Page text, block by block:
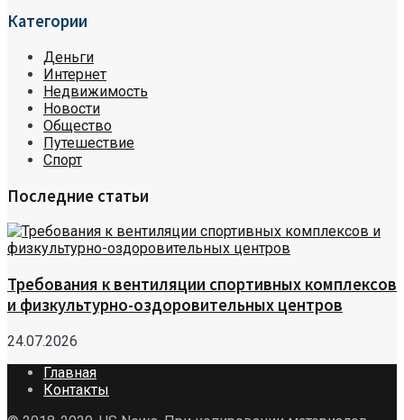
Категории
Деньги
Интернет
Недвижимость
Новости
Общество
Путешествие
Спорт
Последние статьи
Требования к вентиляции спортивных комплексов
и физкультурно-оздоровительных центров
24.07.2026
Главная
Контакты